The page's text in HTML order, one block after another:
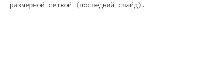
размерной сеткой (последний слайд).